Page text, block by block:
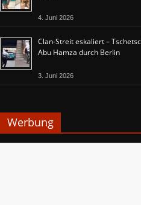
4. Juni 2026
Clan-Streit eskaliert –
Abu Hamza durch Berlin
3. Juni 2026
Werbung